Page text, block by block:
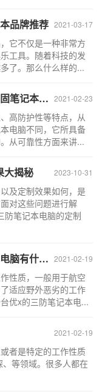
2021-03-17
品牌推荐
它不仅是一种非常方
工具。随着科技的发
了。那么什么样的...
2021-02-23
电脑好？
高防护性等特点，从
电脑不同，它所具备
从可靠性方面来讲...
2023-10-31
大揭秘
及定制效果如何，是
对这些问题进行解
防笔记本电脑的定制
2021-02-19
的地方？
性质，一般用于航空
适应野外恶劣的工作
优x的三防笔记本电...
2021-02-19
者是特定的工作性质
等领域。很多人都在